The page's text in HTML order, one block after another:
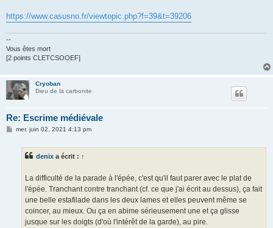
https://www.casusno.fr/viewtopic.php?f=39&t=39206
--
Vous êtes mort
[2 points CLETCSOOEF]
Cryoban
Dieu de la carbonite
Re: Escrime médiévale
Mmer. juin 02, 2021 4:13 pm
denix a écrit : ↑
La difficulté de la parade à l'épée, c'est qu'il faut parer avec le plat de
l'épée. Tranchant contre tranchant (cf. ce que j'ai écrit au dessus), ça fait
une belle estafilade dans les deux lames et elles peuvent même se
coincer, au mieux. Ou ça en abime sérieusement une et ça glisse
jusque sur les doigts (d'où l'intérêt de la garde), au pire.